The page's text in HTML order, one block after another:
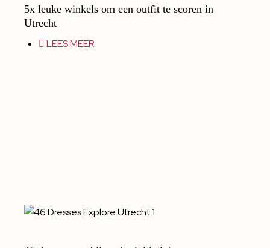
5x leuke winkels om een outfit te scoren in
Utrecht
LEES MEER